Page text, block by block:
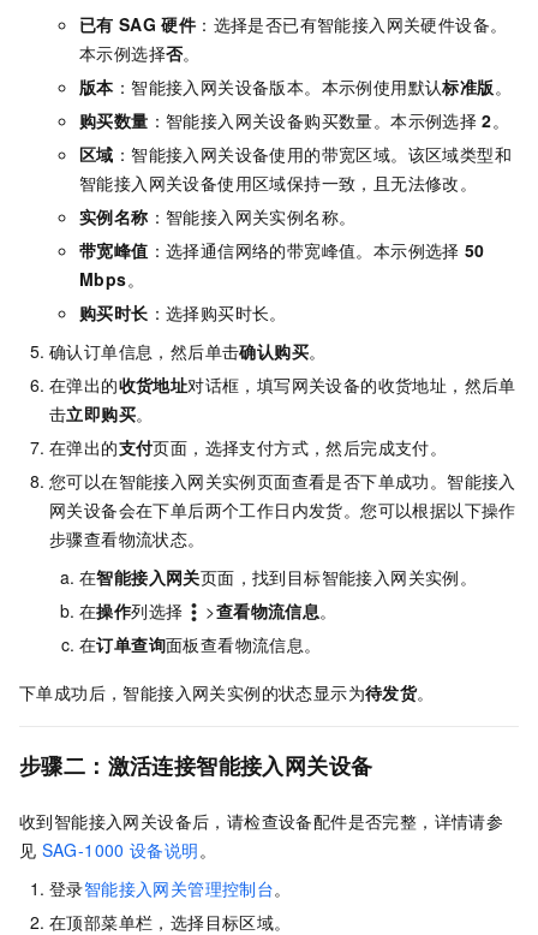
已有 SAG 硬件 ：选择是否已有智能接入网关硬件设备。
本示例选择否。
版本 ：智能接入网关设备版本。本示例使用默认标准版 。
购买数量 ：智能接入网关设备购买数量。本示例选择 2。
区域 ：智能接入网关设备使用的带宽区域。该区域类型和
智能接入网关设备使用区域保持一致，且无法修改。
实例名称 ：智能接入网关实例名称。
带宽峰值 ：选择通信网络的带宽峰值。本示例选择 50
Mbps。
购买时长 ：选择购买时长。
确认订单信息，然后单击确认购买。
在弹出的收货地址对话框，填写网关设备的收货地址，然后单
击立即购买。
在弹出的支付页面，选择支付方式，然后完成支付。
您可以在智能接入网关实例页面查看是否下单成功。智能接入
网关设备会在下单后两个工作日内发货。您可以根据以下操作
步骤查看物流状态。
在智能接入网关页面，找到目标智能接入网关实例。
在操作列选择 >查看物流信息。
在订单查询面板查看物流信息。
下单成功后，智能接入网关实例的状态显示为待发货。
步骤二：激活连接智能接入网关设备
收到智能接入网关设备后，请检查设备配件是否完整，详情请参
见 SAG-1000 设备说明 。
登录智能接入网关管理控制台。
在顶部菜单栏，选择目标区域。